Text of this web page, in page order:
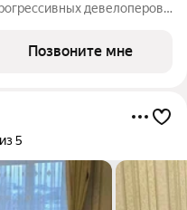
девелоперов
близости от новой
Позвоните мне
5